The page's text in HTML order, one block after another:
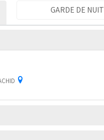
GARDE DE NUIT